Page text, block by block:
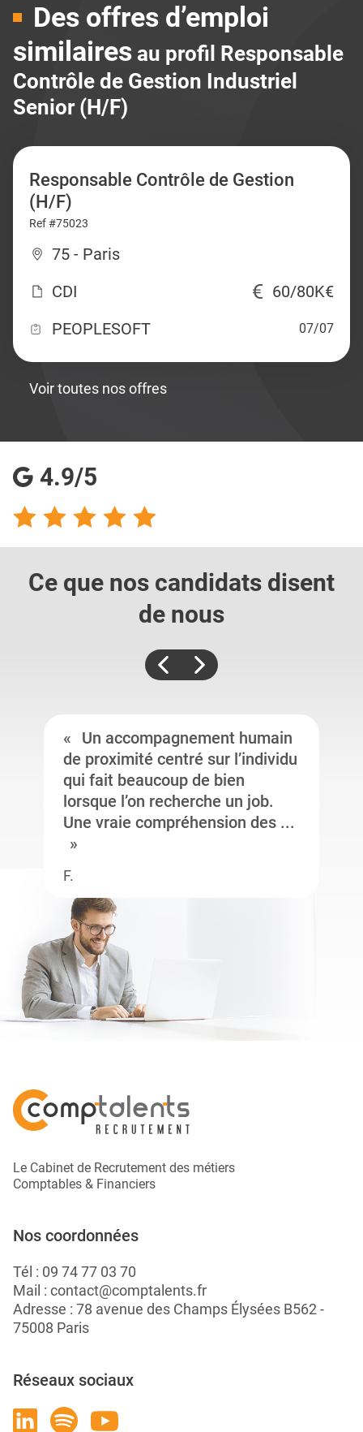
Des offres d’emploi
similaires au profil Responsable
Contrôle de Gestion Industriel
Senior (H/F)
Responsable Contrôle de Gestion
(H/F)
Ref #75023
75 - Paris
CDI
60/80K€
PEOPLESOFT
07/07
Voir toutes nos offres
4.9/5
Ce que nos candidats disent
de nous
Un accompagnement humain
de proximité centré sur l’individu
qui fait beaucoup de bien
lorsque l’on recherche un job.
Une vraie compréhension des ...
F.
Le Cabinet de Recrutement des métiers
Comptables & Financiers
Nos coordonnées
Tél : 09 74 77 03 70
Mail : contact@comptalents.fr
Adresse : 78 avenue des Champs Élysées B562 -
75008 Paris
Réseaux sociaux